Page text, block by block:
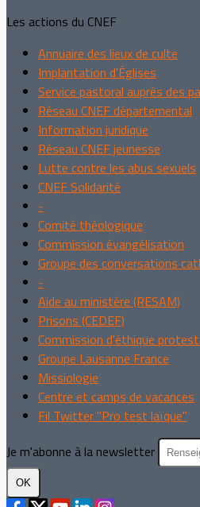
Les actions du CNEF
Annuaire des lieux de culte
Implantation d'Églises
Service pastoral auprès des
Réseau CNEF départemental
Information juridique
Réseau CNEF jeunesse
Lutte contre les abus sexuels
CNEF Solidarité
-
Comité théologique
Commission évangélisation
Groupe des conversations
-
Aide au ministère (RESAM)
Prisons (CEDEF)
Commission d'éthique
Groupe Lausanne France
Missiologie
Centre et camps de vacances
Fil Twitter "Pro test laïque"
Je m'abonne à la newsletter
OK